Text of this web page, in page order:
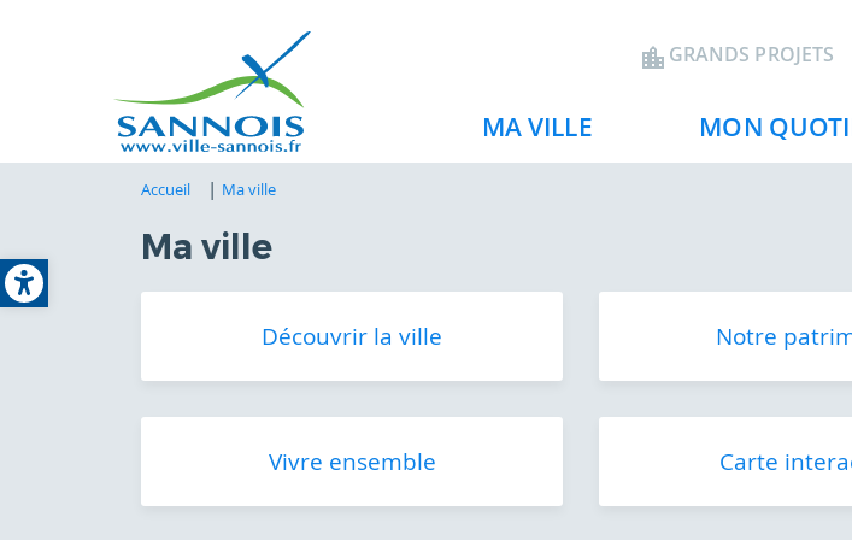
Open toolbar
au
En-GRANDS PROJETS
MA VILLE MON
Accueil Ma ville
Ma ville
Découvrir la ville Notre
Vivre ensemble Carte